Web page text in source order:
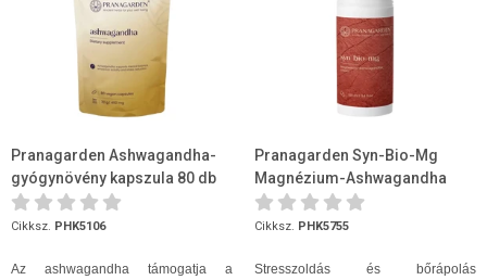
Pranagarden Ashwagandha-
gyógynövény kapszula 80 db
Cikksz. PHK5106
Az ashwagandha támogatja a
Pranagarden Syn-Bio-Mg
Magnézium-Ashwagandha
krém 100 ml
Cikksz. PHK5755
Stresszoldás és bőrápolás